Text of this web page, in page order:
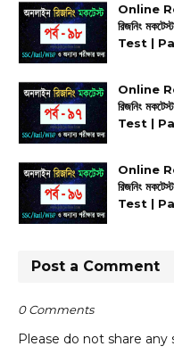
Online
রিজনিং
Test |
Online
রিজনিং
Test |
Online
রিজনিং
Test |
Post a Comment
0 Comments
Please do not share